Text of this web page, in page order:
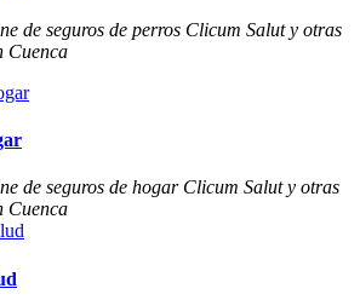
de seguros de perros Clicum Salut y otras
Cuenca
de seguros de hogar Clicum Salut y otras
Cuenca